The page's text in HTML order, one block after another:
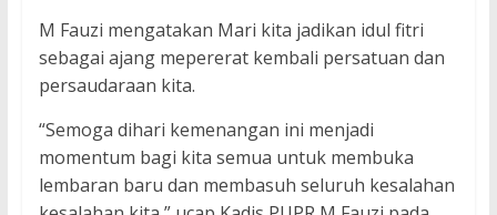
M Fauzi mengatakan Mari kita jadikan idul fitri
sebagai ajang mepererat kembali persatuan dan
persaudaraan kita.
“Semoga dihari kemenangan ini menjadi
momentum bagi kita semua untuk membuka
lembaran baru dan membasuh seluruh kesalahan